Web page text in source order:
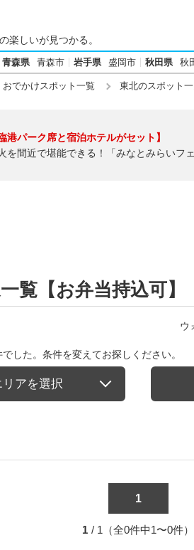
楽しいが見つかる。
青森県 青森市 岩手県 盛岡市 秋田県 秋
おでかけスポット一覧 東北のスポット
臨港パーク席と宿泊ホテルがセット】
を間近で堪能できる！「みなとみらいフ
覧【お弁当持込可】
ウ
した。条件を変えてお探しください。
リアを選択
1
1 / 1（全0件中1〜0件）